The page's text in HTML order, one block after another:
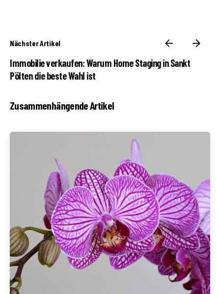
Nächster Artikel
Immobilie verkaufen: Warum Home Staging in Sankt
Pölten die beste Wahl ist
Zusammenhängende Artikel